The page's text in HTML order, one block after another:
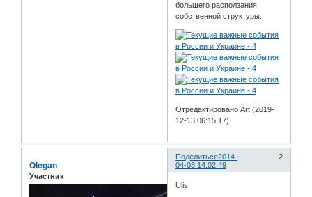
большего расползания
собственной структуры.
Отредактировано Art (2019-
12-13 06:15:17)
Поделиться 2
2014-
04-03 14:02:49
Olegan
Участник
Ulis